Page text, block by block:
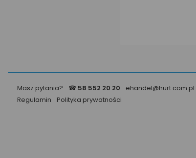
Masz pytania? ☎ 58 552 20 20
ehandel@hurt.com.pl
Regulamin
Polityka prywatności